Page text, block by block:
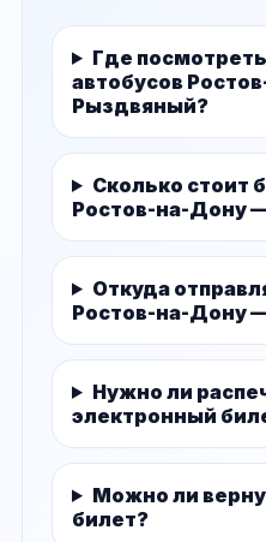
Где
автобусов
Рыздвяный?
Сколько стоит
Ростов-на-Дону
Откуда
Ростов-на-Дону
Нужно ли
электронный
Можно ли
билет?